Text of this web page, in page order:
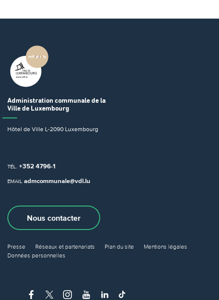
Administration communale de la
Ville de Luxembourg
Hôtel de Ville L-2090 Luxembourg
TÉL. +352 4796-1
EMAIL admcommunale@vdl.lu
Nous contacter
Presse Réseaux et partenariats Plan du site
Mentions légales
Données personnelles